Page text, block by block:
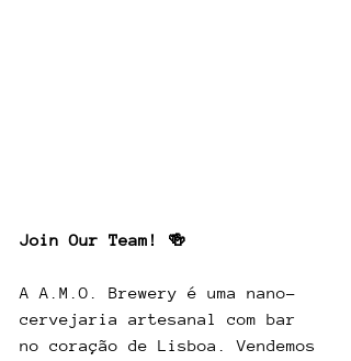
Join Our Team! 🍻
A A.M.O. Brewery é uma nano-
cervejaria artesanal com bar
no coração de Lisboa. Vendemos